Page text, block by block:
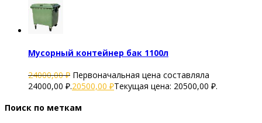
Мусорный контейнер бак 1100л
24000,00₽ Первоначальная цена составляла
24000,00 ₽.20500,00 ₽Текущая цена: 20500,00 ₽.
Поиск по меткам